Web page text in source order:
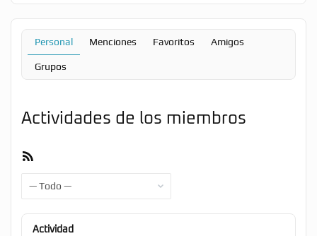
Personal Menciones Favoritos Amigos
Grupos
Actividades de los miembros
Actividad